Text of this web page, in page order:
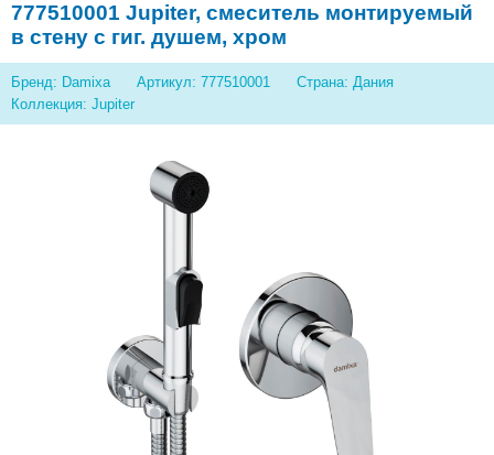
777510001 Jupiter, смеситель монтируемый
в стену с гиг. душем, хром
Бренд: Damixa Артикул: 777510001
Страна: Дания
Коллекция: Jupiter